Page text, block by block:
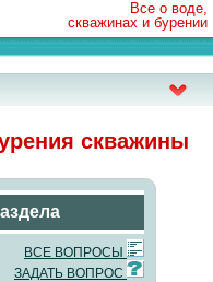
Все о воде,
скважинах и бурении
скважины
ВСЕ ВОПРОСЫ
ЗАДАТЬ ВОПРОС